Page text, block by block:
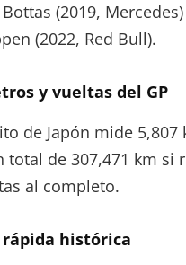
(2019,
(2022, Red Bull).
y vueltas del GP
de Japón mide 5,807
total de 307,471 km si
al completo.
histórica